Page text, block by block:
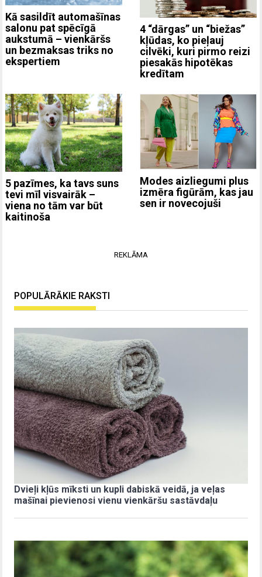
Kā sasildīt automašīnas
salonu pat spēcīgā
aukstumā – vienkāršs
un bezmaksas triks no
ekspertiem
4 “dārgas” un “biežas”
kļūdas, ko pieļauj
cilvēki, kuri pirmo reizi
piesakās hipotēkas
kredītam
5 pazīmes, ka tavs suns
tevi mīl visvairāk –
viena no tām var būt
kaitinoša
Modes aizliegumi plus
izmēra figūrām, kas jau
sen ir novecojuši
REKLĀMA
POPULĀRĀKIE RAKSTI
Dvieļi kļūs mīksti un kupli dabiskā veidā, ja veļas
mašīnai pievienosi vienu vienkāršu sastāvdaļu